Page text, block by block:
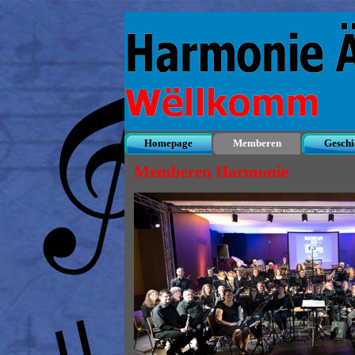
Homepage Memberen ▼
Memberen Harmonie